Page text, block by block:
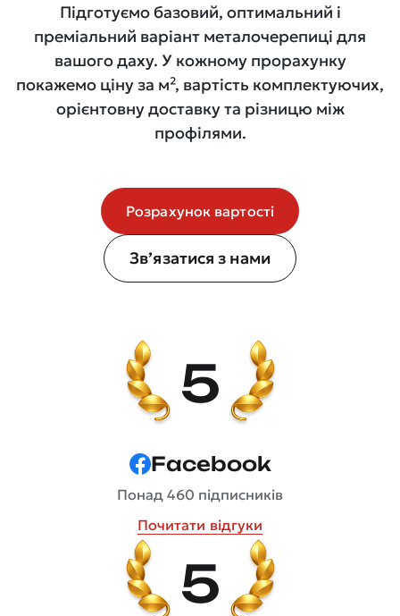
Підготуємо базовий, оптимальний і
преміальний варіант металочерепиці для
вашого даху. У кожному прорахунку
покажемо ціну за м², вартість комплектуючих,
орієнтовну доставку та різницю між
профілями.
Розрахунок вартості
Зв’язатися з нами
5
Facebook
Понад 460 підписників
Почитати відгуки
5